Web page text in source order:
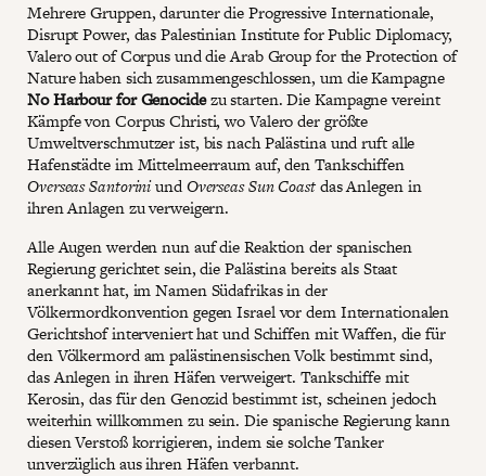
Mehrere Gruppen, darunter die Progressive Internationale,
Disrupt Power, das Palestinian Institute for Public Diplomacy,
Valero out of Corpus und die Arab Group for the Protection of
Nature haben sich zusammengeschlossen, um die Kampagne
No Harbour for Genocidezu starten. Die Kampagne vereint
Kämpfe von Corpus Christi, wo Valero der größte
Umweltverschmutzer ist, bis nach Palästina und ruft alle
Hafenstädte im Mittelmeerraum auf, den Tankschiffen
Overseas SantoriniundOverseas Sun Coastdas Anlegen in
ihren Anlagen zu verweigern.
Alle Augen werden nun auf die Reaktion der spanischen
Regierung gerichtet sein, die Palästina bereits als Staat
anerkannt hat, im Namen Südafrikas in der
Völkermordkonvention gegen Israel vor dem Internationalen
Gerichtshof interveniert hat und Schiffen mit Waffen, die für
den Völkermord am palästinensischen Volk bestimmt sind,
das Anlegen in ihren Häfen verweigert. Tankschiffe mit
Kerosin, das für den Genozid bestimmt ist, scheinen jedoch
weiterhin willkommen zu sein. Die spanische Regierung kann
diesen Verstoß korrigieren, indem sie solche Tanker
unverzüglich aus ihren Häfen verbannt.